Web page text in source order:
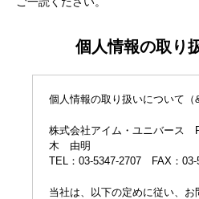
個人情報の取り
個人情報の取り扱いについて（
株式会社アイム・ユニバース
木 由明
TEL：03-5347-2707 FAX：03-
当社は、以下の定めに従い、